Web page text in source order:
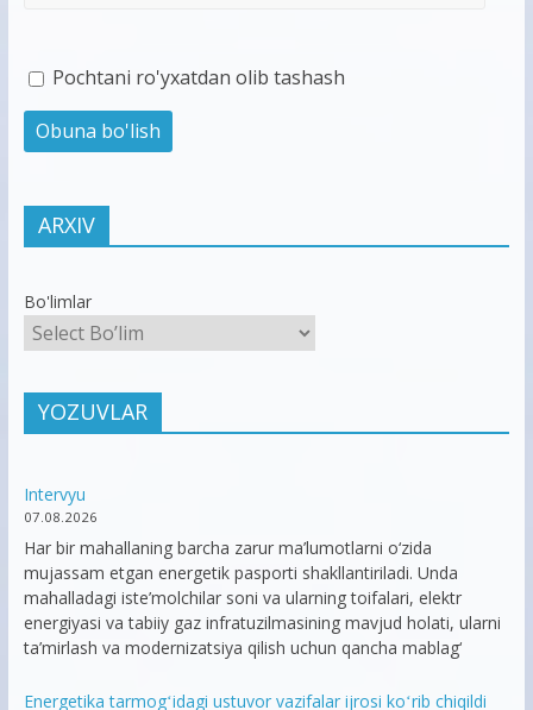
Pochtani ro'yxatdan olib tashash
ARXIV
Bo'limlar
YOZUVLAR
Intervyu
07.08.2026
Har bir mahallaning barcha zarur ma’lumotlarni o‘zida
mujassam etgan energetik pasporti shakllantiriladi. Unda
mahalladagi iste’molchilar soni va ularning toifalari, elektr
energiyasi va tabiiy gaz infratuzilmasining mavjud holati, ularni
ta’mirlash va modernizatsiya qilish uchun qancha mablag‘
Energetika tarmogʻidagi ustuvor vazifalar ijrosi koʻrib chiqildi